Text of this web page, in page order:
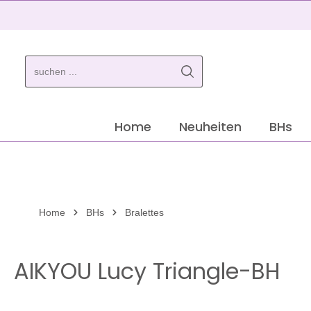
Home Neuheiten BHs
Home BHs Bralettes
AIKYOU Lucy Triangle-BH